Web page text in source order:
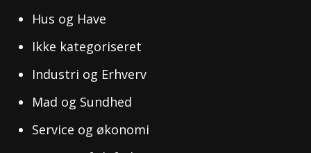
Hus og Have
Ikke kategoriseret
Industri og Erhverv
Mad og Sundhed
Service og økonomi